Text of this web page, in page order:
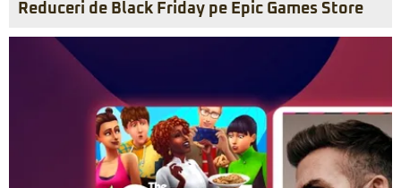
Reduceri de Black Friday pe Epic Games Store